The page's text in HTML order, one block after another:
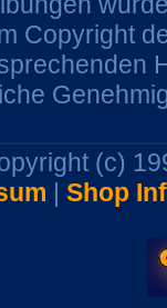
Copyright
(c)
| Shop